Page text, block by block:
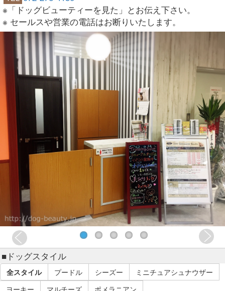
※「ドッグビューティーを見た」とお伝え下さい。
※ セールスや営業の電話はお断りいたします。
■ドッグスタイル
全スタイル プードル シーズー
ミニチュアシュナウザー
ヨーキー
マルチーズ
ポメラニアン